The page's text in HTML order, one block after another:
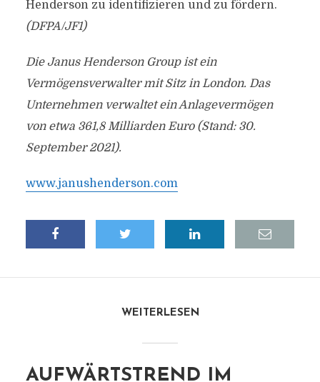
Henderson zu identifizieren und zu fördern.
(DFPA/JF1)
Die Janus Henderson Group ist ein
Vermögensverwalter mit Sitz in London. Das
Unternehmen verwaltet ein Anlagevermögen
von etwa 361,8 Milliarden Euro (Stand: 30.
September 2021).
www.janushenderson.com
WEITERLESEN
AUFWÄRTSTREND IM